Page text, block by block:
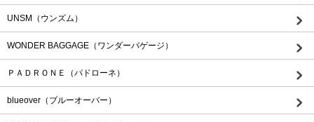
UNSM（ウンズム）
WONDER BAGGAGE（ワンダーバゲージ）
ＰＡＤＲＯＮＥ（パドローネ）
blueover（ブルーオーバー）